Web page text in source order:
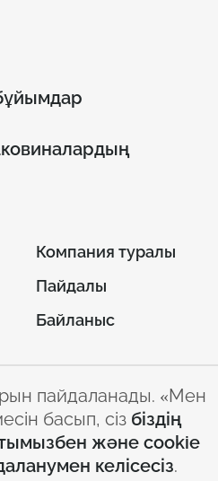
Компания туралы
Пайдалы
Байланыс
Құпиялылық
пайдаланады. «Мен
басып, сіз біздің
және cookie
келісесіз.